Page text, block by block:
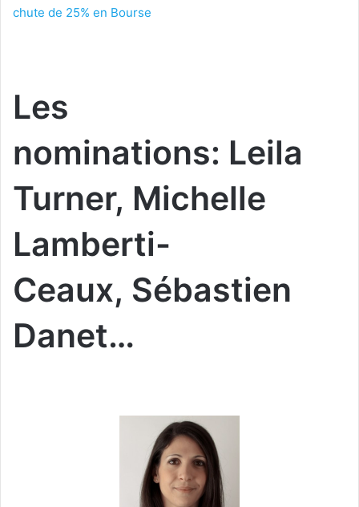
chute de 25% en Bourse
Les
nominations: Leila
Turner, Michelle
Lamberti-
Ceaux, Sébastien
Danet…